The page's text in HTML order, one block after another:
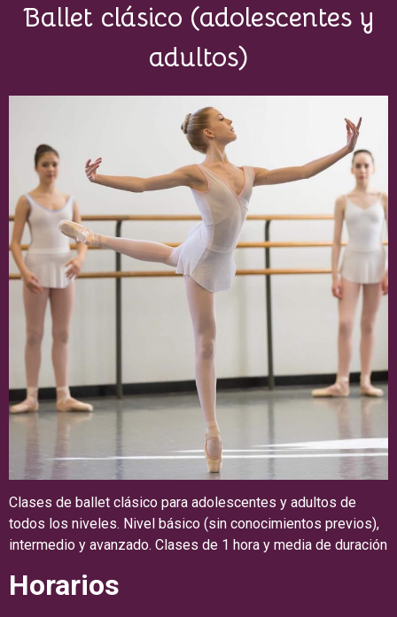
Ballet clásico (adolescentes y
adultos)
Clases de ballet clásico para adolescentes y adultos de
todos los niveles. Nivel básico (sin conocimientos previos),
intermedio y avanzado. Clases de 1 hora y media de duración
Horarios